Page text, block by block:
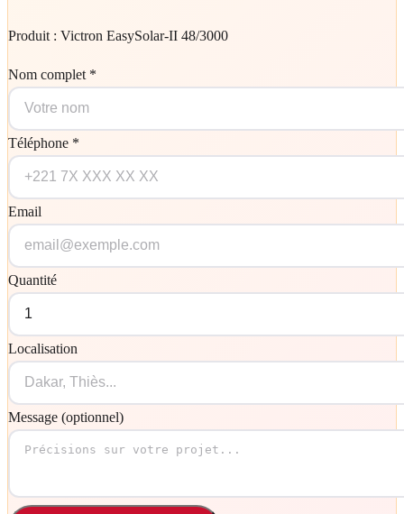
Produit : Victron EasySolar-II 48/3000
Nom complet *
Téléphone *
Email
Quantité
Localisation
Message (optionnel)